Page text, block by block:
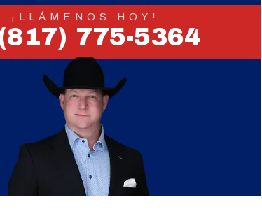
¡LLÁMENOS HOY!
775-5364